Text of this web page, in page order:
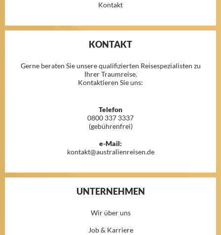
Kontakt
KONTAKT
Gerne beraten Sie unsere qualifizierten Reisespezialisten zu
Ihrer Traumreise.
Kontaktieren Sie uns:
Telefon
0800 337 3337
(gebührenfrei)
e-Mail:
kontakt@australienreisen.de
UNTERNEHMEN
Wir über uns
Job & Karriere